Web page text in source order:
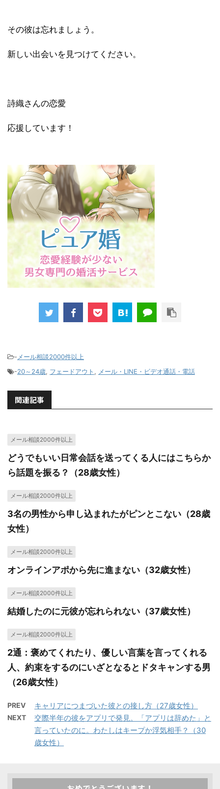
その彼は忘れましょう。
新しい出会いを見つけてください。
詩織さんの恋愛
応援しています！
- メール相談2000件以上
-20～24歳, フェードアウト , メール・LINE・ビデオ通話・電話
関連記事
メール相談2000件以上
どうでもいい日常会話を送ってくる人にはこちらか
ら話題を振る？（28歳女性）
メール相談2000件以上
3名の男性から申し込まれたがピンとこない（28歳
女性）
メール相談2000件以上
オンラインアポから先に進まない（32歳女性）
メール相談2000件以上
結婚したのに元彼が忘れられない（37歳女性）
メール相談2000件以上
2通：褒めてくれたり、優しい言葉を言ってくれる
人、約束をするのにいざとなるとドタキャンする男
（26歳女性）
PREV キャリアにつまづいた彼との接し方（27歳女性）
NEXT
交際半年の彼をアプリで発見。「アプリは辞めた」と
言っていたのに。わたしはキープか浮気相手？（30
歳女性）